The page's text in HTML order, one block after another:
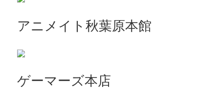
アニメイト秋葉原本館
ゲーマーズ本店